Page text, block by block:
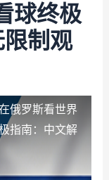
球终极
制观
俄罗斯看世界
指南：中文解